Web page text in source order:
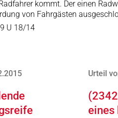
kommt. Der einen
von Fahrgästen
U 18/14
Urteil
eines